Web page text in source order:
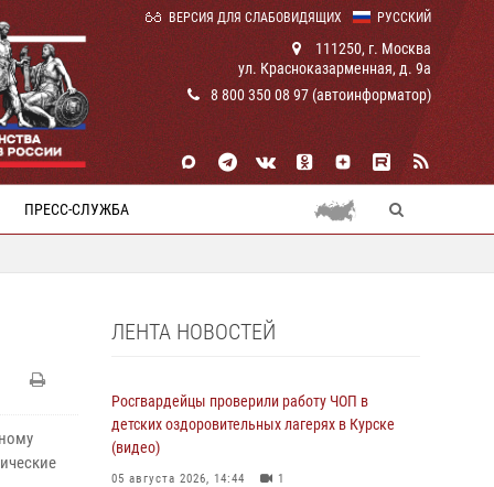
РУССКИЙ
ВЕРСИЯ ДЛЯ СЛАБОВИДЯЩИХ
111250, г. Москва
ул. Красноказарменная, д. 9а
8 800 350 08 97 (автоинформатор)
ПРЕСС-СЛУЖБА
ЛЕНТА НОВОСТЕЙ
Росгвардейцы проверили работу ЧОП в
детских оздоровительных лагерях в Курске
(видео)
05 августа 2026, 14:44 1